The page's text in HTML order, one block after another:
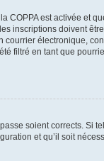
est activée et
inscriptions doivent
électronique,
filtré en tant que
soient corrects. Si
et qu’il soit